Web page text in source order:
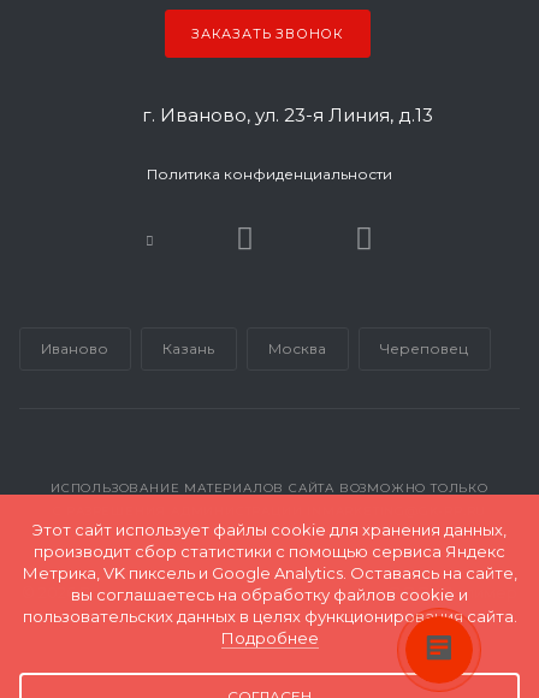
PROFIE
вам. Напишите нам, если у
вас возникнут вопросы.
ЗАКАЗАТЬ ЗВОНОК
г. Иваново, ул. 23-я Линия, д.13
Политика конфиденциальности
Иваново Казань Москва Череповец
ИСПОЛЬЗОВАНИЕ МАТЕРИАЛОВ САЙТА ВОЗМОЖНО ТОЛЬКО
© 2026 Все права защищены и принадлежат ООО "Полимер
Экспорт"
Карта сайта
Этот сайт использует файлы cookie для хранения данных,
производит сбор статистики с помощью сервиса Яндекс
Метрика, VK пиксель и Google Analytics. Оставаясь на сайте,
вы соглашаетесь на обработку файлов cookie и
пользовательских данных в целях функционирования сайта.
Подробнее